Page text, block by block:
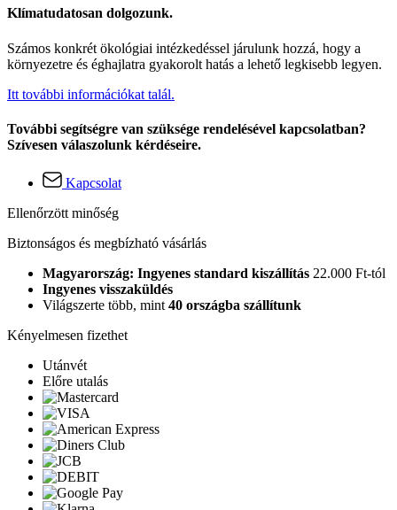
Klímatudatosan dolgozunk.
Számos konkrét ökológiai intézkedéssel járulunk hozzá, hogy a
környezetre és éghajlatra gyakorolt hatás a lehető legkisebb legyen.
Itt további információkat talál.
További segítségre van szüksége rendelésével kapcsolatban?
Szívesen válaszolunk kérdéseire.
Kapcsolat
Ellenőrzött minőség
Biztonságos és megbízható vásárlás
Magyarország: Ingyenes standard kiszállítás 22.000 Ft-tól
Ingyenes visszaküldés
Világszerte több, mint 40 országba szállítunk
Kényelmesen fizethet
Utánvét
Előre utalás